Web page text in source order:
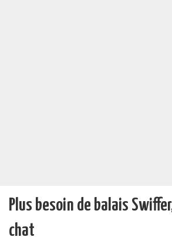
Plus besoin de balais
chat